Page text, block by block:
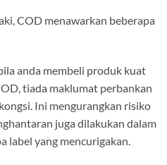
COD menawarkan beberapa
anda membeli produk kuat
tiada maklumat perbankan
Ini mengurangkan risiko
juga dilakukan dalam
label yang mencurigakan.